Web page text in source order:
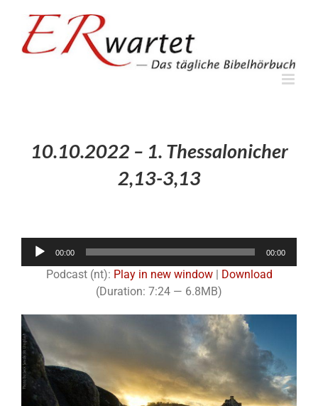
springen
10.10.2022 – 1. Thessalonicher
2,13-3,13
00:00 00:00
Podcast (nt): Play in new window| Download
(Duration: 7:24 — 6.8MB)